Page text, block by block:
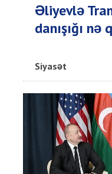
Əliyevlə
danışığı
Siyasət